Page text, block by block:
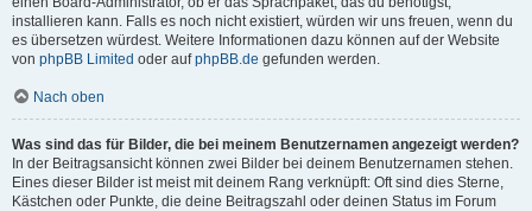
installieren kann. Falls es noch nicht existiert, würden wir uns freuen, wenn du
es übersetzen würdest. Weitere Informationen dazu können auf der Website
von phpBB Limited oder aufphpBB.de gefunden werden.
Nach oben
Was sind das für Bilder, die bei meinem Benutzernamen angezeigt werden?
In der Beitragsansicht können zwei Bilder bei deinem Benutzernamen stehen.
Eines dieser Bilder ist meist mit deinem Rang verknüpft: Oft sind dies Sterne,
Kästchen oder Punkte, die deine Beitragszahl oder deinen Status im Forum